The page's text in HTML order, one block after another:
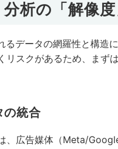
析の「解像
るデータの網羅性と構造
リスクがあるため、まず
の統合
、広告媒体（Meta/